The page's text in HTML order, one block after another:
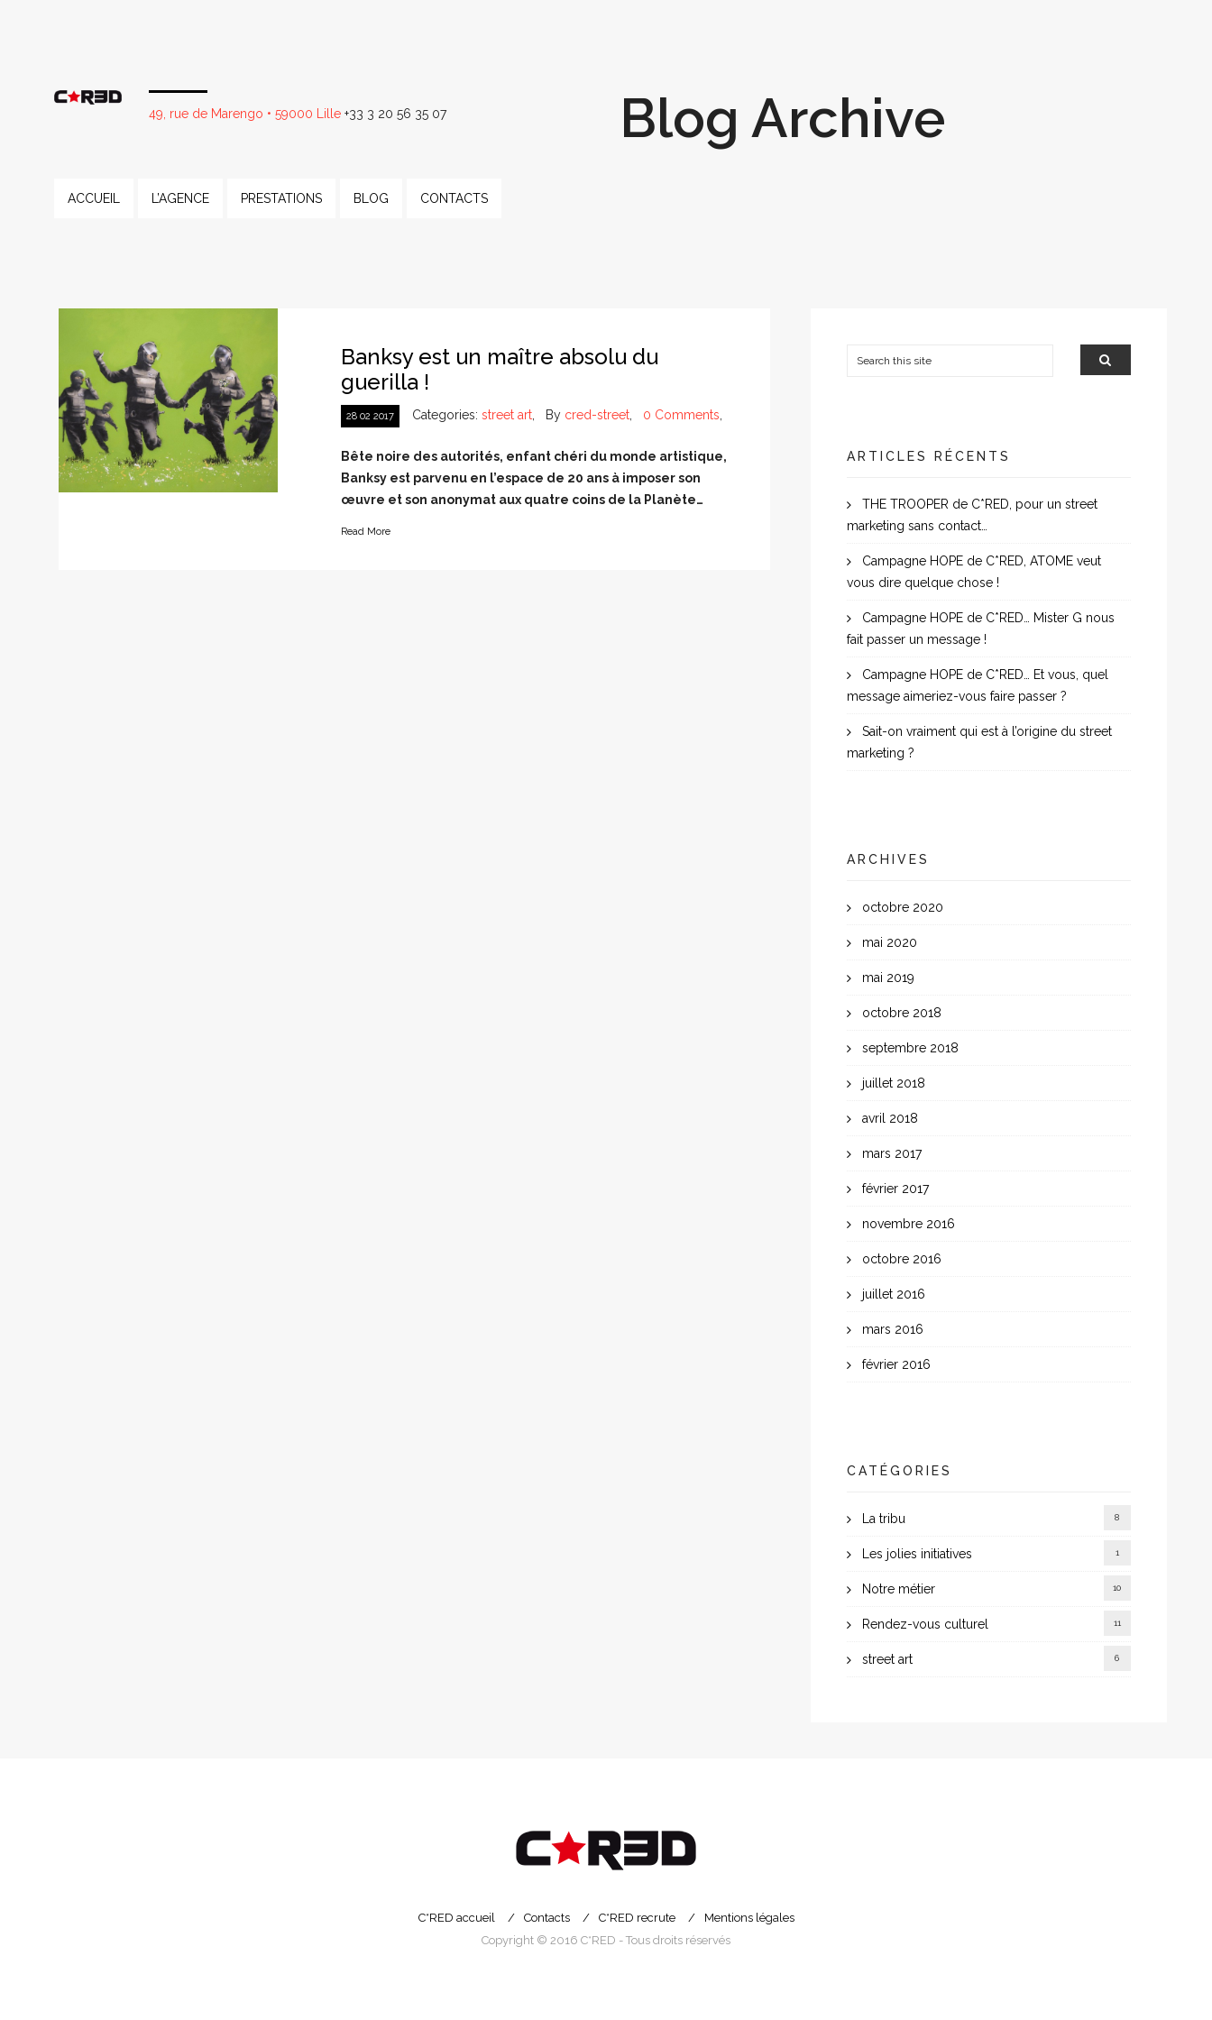
49, rue de Marengo • 59000 Lille +33 3 20 56 35 07
ACCUEIL L’AGENCE PRESTATIONS BLOG CONTACTS
Blog Archive
Banksy est un maître absolu du
guerilla !
28 02 2017 Categories:street art , By cred-street 0 Comments
Bête noire des autorités, enfant chéri du monde artistique,
Banksy est parvenu en l’espace de 20 ans à imposer son
œuvre et son anonymat aux quatre coins de la Planète…
Read More
ARTICLES RÉCENTS
THE TROOPER de C*RED, pour un street
marketing sans contact…
Campagne HOPE de C*RED, ATOME veut
vous dire quelque chose !
Campagne HOPE de C*RED… Mister G nous
fait passer un message !
Campagne HOPE de C*RED… Et vous, quel
message aimeriez-vous faire passer ?
Sait-on vraiment qui est à l’origine du street
marketing ?
ARCHIVES
octobre 2020
mai 2020
mai 2019
octobre 2018
septembre 2018
juillet 2018
avril 2018
mars 2017
février 2017
novembre 2016
octobre 2016
juillet 2016
mars 2016
février 2016
CATÉGORIES
La tribu 8
Les jolies initiatives 1
Notre métier 10
Rendez-vous culturel 11
street art 6
C*RED accueil Contacts C*RED recrute
Mentions légales
Copyright © 2016 C*RED - Tous droits réservés